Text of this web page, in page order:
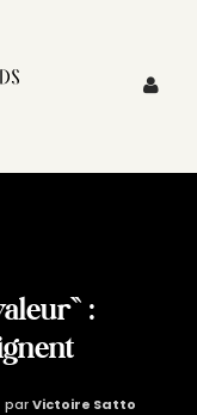
:
parVictoire Satto